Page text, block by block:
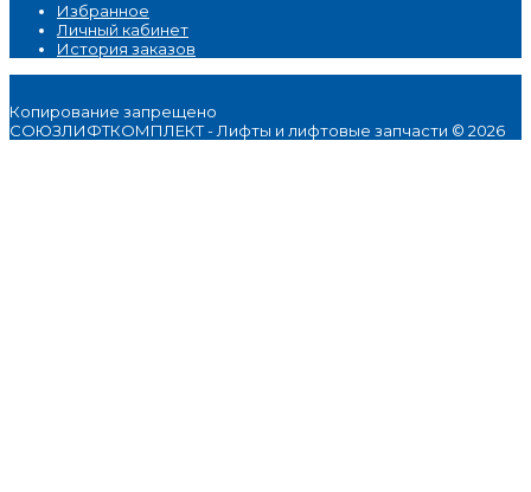
Избранное
Личный кабинет
История заказов
Копирование запрещено
СОЮЗЛИФТКОМПЛЕКТ - Лифты и лифтовые запчасти © 2026